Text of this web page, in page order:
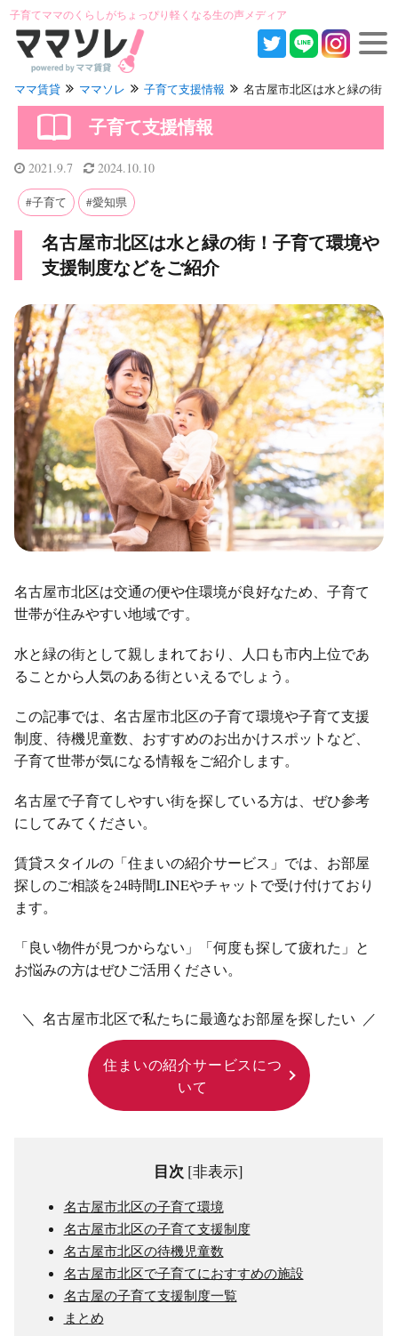
子育てママのくらしがちょっぴり軽くなる生の声メディア
ママ賃貸 ママソレ 子育て支援情報 名古屋市北区は水と緑の街！
子育て支援情報
2021.9.7 2024.10.10
子育て 愛知県
名古屋市北区は水と緑の街！子育て環境や
支援制度などをご紹介
名古屋市北区は交通の便や住環境が良好なため、子育て
世帯が住みやすい地域です。
水と緑の街として親しまれており、人口も市内上位であ
ることから人気のある街といえるでしょう。
この記事では、名古屋市北区の子育て環境や子育て支援
制度、待機児童数、おすすめのお出かけスポットなど、
子育て世帯が気になる情報をご紹介します。
名古屋で子育てしやすい街を探している方は、ぜひ参考
にしてみてください。
賃貸スタイルの「住まいの紹介サービス」では、お部屋
探しのご相談を24時間LINEやチャットで受け付けており
ます。
「良い物件が見つからない」「何度も探して疲れた」と
お悩みの方はぜひご活用ください。
＼ 名古屋市北区で私たちに最適なお部屋を探したい ／
住まいの紹介サービスにつ
いて
目次 [非表示]
名古屋市北区の子育て環境
名古屋市北区の子育て支援制度
名古屋市北区の待機児童数
名古屋市北区で子育てにおすすめの施設
名古屋の子育て支援制度一覧
まとめ